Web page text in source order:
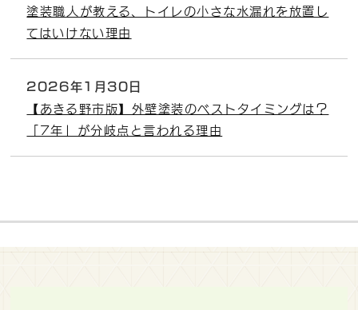
塗装職人が教える、トイレの小さな水漏れを放置し
てはいけない理由
2026年1月30日
【あきる野市版】外壁塗装のベストタイミングは？
「7年」が分岐点と言われる理由